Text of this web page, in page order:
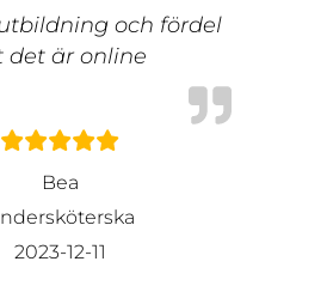
och fördel
det är online
Bea
2023-12-11